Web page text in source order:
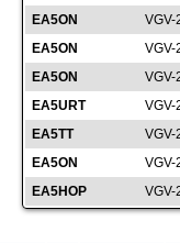
EA5ON
VGV-
EA5ON
VGV-
EA5ON
VGV-
EA5URT
VGV-
EA5TT
VGV-
EA5ON
VGV-
EA5HOP
VGV-